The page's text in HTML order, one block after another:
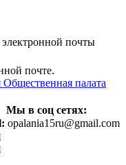
почты
почте.
Общественная палата
Мы в соц сетях:
opalania15ru@gmail.com